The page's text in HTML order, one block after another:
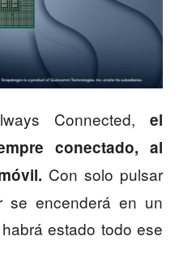
Connected, el
conectado, al
Con solo pulsar
se encenderá en un
estado todo ese